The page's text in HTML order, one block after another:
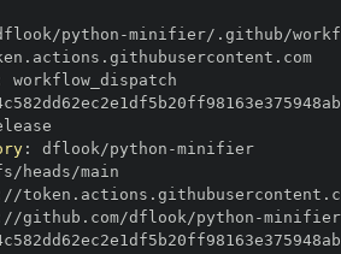
python -
//token.actions.githubusercontent.com
: dflook/python -
minifier
//github.com/dflook/python -